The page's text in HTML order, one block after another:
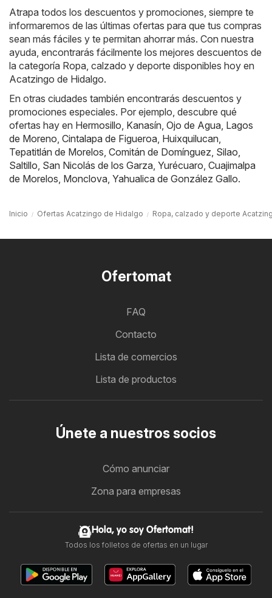
Atrapa todos los descuentos y promociones, siempre te
informaremos de las últimas ofertas para que tus compras
sean más fáciles y te permitan ahorrar más. Con nuestra
ayuda, encontrarás fácilmente los mejores descuentos de
la categoría Ropa, calzado y deporte disponibles hoy en
Acatzingo de Hidalgo.
En otras ciudades también encontrarás descuentos y
promociones especiales. Por ejemplo, descubre qué
ofertas hay en Hermosillo, Kanasín, Ojo de Agua, Lagos
de Moreno, Cintalapa de Figueroa, Huixquilucan,
Tepatitlán de Morelos, Comitán de Domínguez, Silao,
Saltillo, San Nicolás de los Garza, Yurécuaro, Cuajimalpa
de Morelos, Monclova, Yahualica de González Gallo.
Inicio Ofertas Acatzingo de Hidalgo Ropa, calzado y deporte
Ofertomat
FAQ
Contacto
Lista de comercios
Lista de productos
Únete a nuestros socios
Cómo anunciar
Zona para empresas
Hola, yo soy Ofertomat!
Todos los folletos de ofertas en un lugar